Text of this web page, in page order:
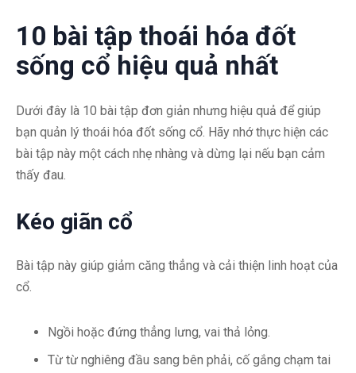
10 bài tập thoái hóa đốt
sống cổ hiệu quả nhất
Dưới đây là 10 bài tập đơn giản nhưng hiệu quả để giúp
bạn quản lý thoái hóa đốt sống cổ. Hãy nhớ thực hiện các
bài tập này một cách nhẹ nhàng và dừng lại nếu bạn cảm
thấy đau.
Kéo giãn cổ
Bài tập này giúp giảm căng thẳng và cải thiện linh hoạt của
cổ.
Ngồi hoặc đứng thẳng lưng, vai thả lỏng.
Từ từ nghiêng đầu sang bên phải, cố gắng chạm tai